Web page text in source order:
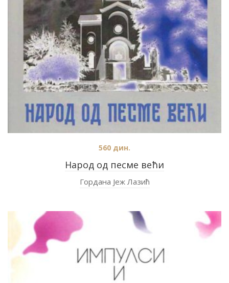
Народ од песме већи
560 дин.
Гордана Јеж Лазић